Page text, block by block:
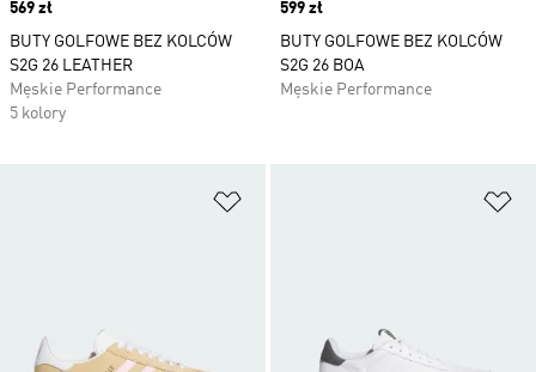
Price
569 zł
BUTY GOLFOWE BEZ KOLCÓW
S2G 26 LEATHER
Męskie Performance
5 kolory
Price
599 zł
BUTY GOLFOWE BEZ KOLCÓW
S2G 26 BOA
Męskie Performance